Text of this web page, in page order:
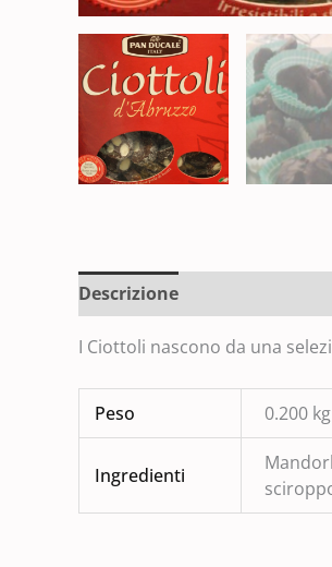
Descrizione
I Ciottoli nascono da una
Peso 0.200 kg
Ingredienti